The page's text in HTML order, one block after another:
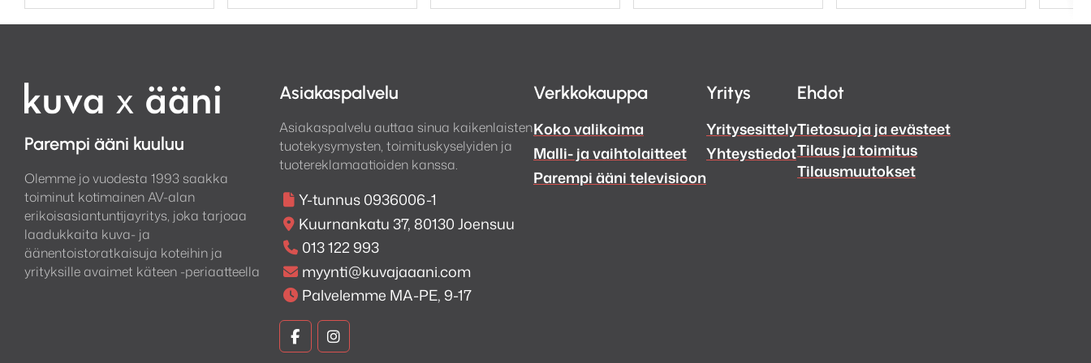
Parempi ääni kuuluu
Olemme jo vuodesta 1993 saakka
toiminut kotimainen AV-alan
erikoisasiantuntijayritys, joka tarjoaa
laadukkaita kuva- ja
äänentoistoratkaisuja koteihin ja
yrityksille avaimet käteen -periaatteella
Asiakaspalvelu
Asiakaspalvelu auttaa sinua kaikenlaisten
tuotekysymysten, toimituskyselyiden ja
tuotereklamaatioiden kanssa.
Y-tunnus 0936006-1
Kuurnankatu 37, 80130 Joensuu
013 122 993
myynti@kuvajaaani.com
Palvelemme MA-PE, 9-17
KuvaKuva
Verkkokauppa
Koko valikoima
Malli- ja vaihtolaitteet
Parempi ääni televisioon
Yritys
Yritysesittely
Yhteystiedot
Ehdot
Tietosuoja ja evästeet
Tilaus ja toimitus
Tilausmuutokset